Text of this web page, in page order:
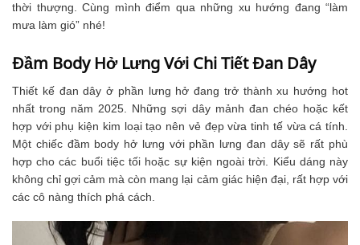
thời thượng. Cùng mình điểm qua những xu hướng đang “làm
mưa làm gió” nhé!
Đầm Body Hở Lưng Với Chi Tiết Đan Dây
Thiết kế đan dây ở phần lưng hở đang trở thành xu hướng hot
nhất trong năm 2025. Những sợi dây mảnh đan chéo hoặc kết
hợp với phụ kiện kim loại tạo nên vẻ đẹp vừa tinh tế vừa cá tính.
Một chiếc đầm body hở lưng với phần lưng đan dây sẽ rất phù
hợp cho các buổi tiệc tối hoặc sự kiện ngoài trời. Kiểu dáng này
không chỉ gợi cảm mà còn mang lại cảm giác hiện đại, rất hợp với
các cô nàng thích phá cách.